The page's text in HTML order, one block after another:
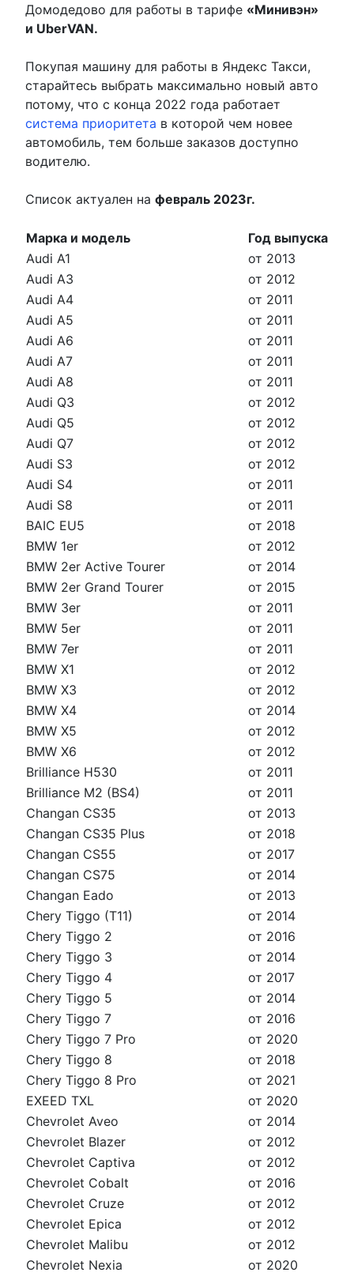
Домодедово для работы в тарифе «Минивэн»
и UberVAN.
Покупая машину для работы в Яндекс Такси,
старайтесь выбрать максимально новый авто
потому, что с конца 2022 года работает
система приоритета в которой чем новее
автомобиль, тем больше заказов доступно
водителю.
Список актуален на февраль 2023г.
Марка и модель
Год выпуска
Audi A1
от 2013
Audi A3
от 2012
Audi A4
от 2011
Audi A5
от 2011
Audi A6
от 2011
Audi A7
от 2011
Audi A8
от 2011
Audi Q3
от 2012
Audi Q5
от 2012
Audi Q7
от 2012
Audi S3
от 2012
Audi S4
от 2011
Audi S8
от 2011
BAIC EU5
от 2018
BMW 1er
от 2012
BMW 2er Active Tourer
от 2014
BMW 2er Grand Tourer
от 2015
BMW 3er
от 2011
BMW 5er
от 2011
BMW 7er
от 2011
BMW X1
от 2012
BMW X3
от 2012
BMW X4
от 2014
BMW X5
от 2012
BMW X6
от 2012
Brilliance H530
от 2011
Brilliance M2 (BS4)
от 2011
Changan CS35
от 2013
Changan CS35 Plus
от 2018
Changan CS55
от 2017
Changan CS75
от 2014
Changan Eado
от 2013
Chery Tiggo (T11)
от 2014
Chery Tiggo 2
от 2016
Chery Tiggo 3
от 2014
Chery Tiggo 4
от 2017
Chery Tiggo 5
от 2014
Chery Tiggo 7
от 2016
Chery Tiggo 7 Pro
от 2020
Chery Tiggo 8
от 2018
Chery Tiggo 8 Pro
от 2021
EXEED TXL
от 2020
Chevrolet Aveo
от 2014
Chevrolet Blazer
от 2012
Chevrolet Captiva
от 2012
Chevrolet Cobalt
от 2016
Chevrolet Cruze
от 2012
Chevrolet Epica
от 2012
Chevrolet Malibu
от 2012
Chevrolet Nexia
от 2020